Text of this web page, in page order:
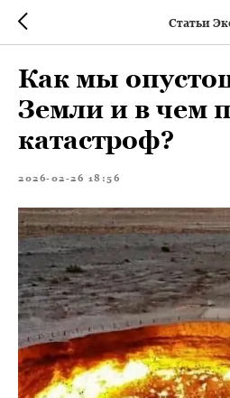
Статьи
Как мы
Земли и в чем
катастроф?
2026-02-26 18:56